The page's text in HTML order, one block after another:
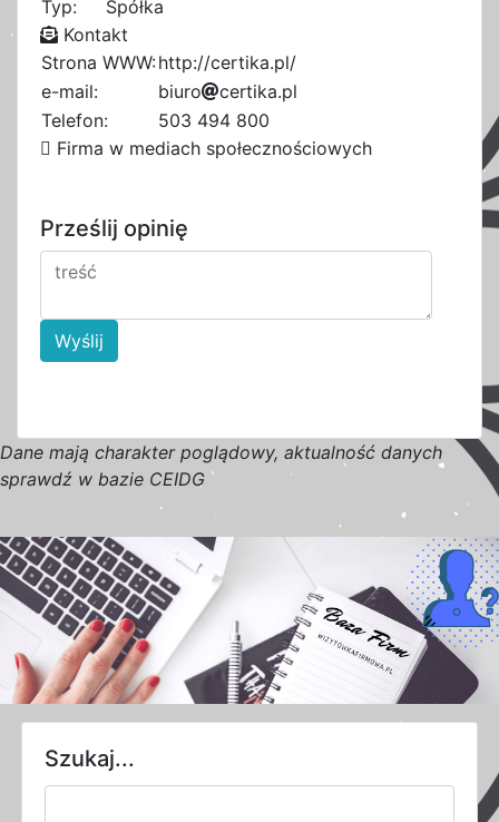
Typ:
Spółka
Kontakt
Strona WWW:http://certika.pl/
e-mail:
b7
9
7
iuro3
1
c9
3
5
ertika.pl
Telefon:
503 494 800
Firma w mediach społecznościowych
Prześlij opinię
Wyślij
Dane mają charakter poglądowy, aktualność danych
sprawdź w bazie CEIDG
Szukaj...